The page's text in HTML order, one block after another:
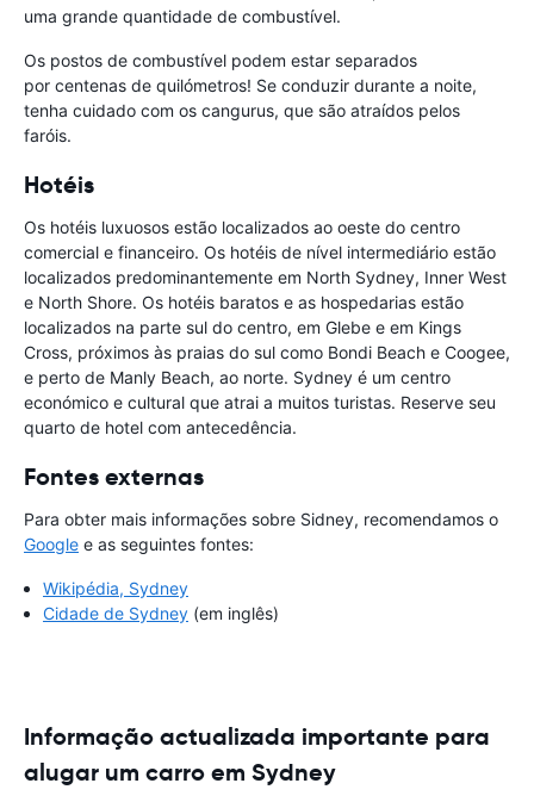
uma grande quantidade de combustível.
Os postos de combustível podem estar separados
por centenas de quilómetros! Se conduzir durante a noite,
tenha cuidado com os cangurus, que são atraídos pelos
faróis.
Hotéis
Os hotéis luxuosos estão localizados ao oeste do centro
comercial e financeiro. Os hotéis de nível intermediário estão
localizados predominantemente em North Sydney, Inner West
e North Shore. Os hotéis baratos e as hospedarias estão
localizados na parte sul do centro, em Glebe e em Kings
Cross, próximos às praias do sul como Bondi Beach e Coogee,
e perto de Manly Beach, ao norte. Sydney é um centro
económico e cultural que atrai a muitos turistas. Reserve seu
quarto de hotel com antecedência.
Fontes externas
Para obter mais informações sobre Sidney, recomendamos o
Google e as seguintes fontes:
Wikipédia, Sydney
Cidade de Sydney (em inglês)
Informação actualizada importante para
alugar um carro em Sydney